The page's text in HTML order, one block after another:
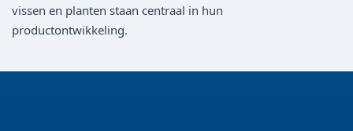
vissen en planten staan centraal in hun
productontwikkeling.